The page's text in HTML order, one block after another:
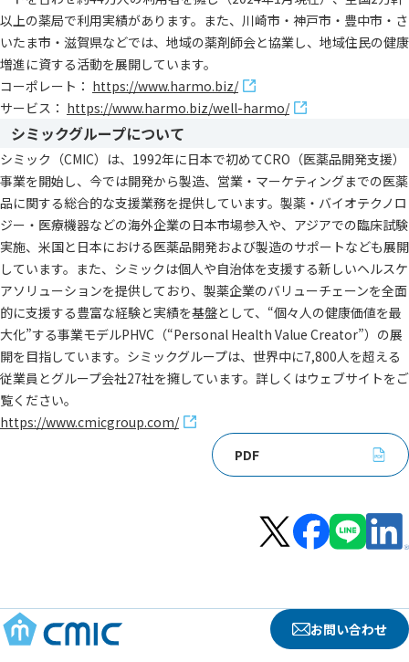
以上の薬局で利用実績があります。また、川崎市・神戸市・豊中市・さ
いたま市・滋賀県などでは、地域の薬剤師会と協業し、地域住民の健康
増進に資する活動を展開しています。
コーポレート： https://www.harmo.biz/
サービス： https://www.harmo.biz/well-harmo/
シミックグループについて
シミック（CMIC）は、1992年に日本で初めてCRO（医薬品開発支援）
事業を開始し、今では開発から製造、営業・マーケティングまでの医薬
品に関する総合的な支援業務を提供しています。製薬・バイオテクノロ
ジー・医療機器などの海外企業の日本市場参入や、アジアでの臨床試験
実施、米国と日本における医薬品開発および製造のサポートなども展開
しています。また、シミックは個人や自治体を支援する新しいヘルスケ
アソリューションを提供しており、製薬企業のバリューチェーンを全面
的に支援する豊富な経験と実績を基盤として、“個々人の健康価値を最
大化”する事業モデルPHVC（“Personal Health Value Creator”）の展
開を目指しています。シミックグループは、世界中に7,800人を超える
従業員とグループ会社27社を擁しています。詳しくはウェブサイトをご
覧ください。
https://www.cmicgroup.com/
PDF
お問い合わせ